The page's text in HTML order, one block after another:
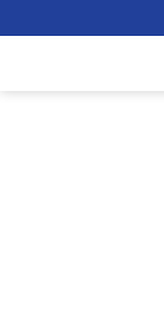
ke
Hadir